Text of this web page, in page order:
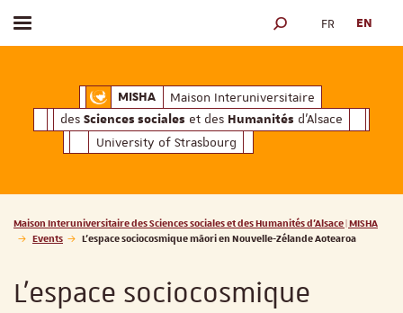
MISHAMaison Interuniversitaire des
Maison Interuniversitaire
des Sciences sociales et des Humanités d'Alsace
University of Strasbourg
Toggle menu SEARCH ENGINE
FR EN
Vous êtes ici :
Maison Interuniversitaire des Sciences sociales et des Humanités d'Alsace | MISHA
Events
L'espace sociocosmique māori en Nouvelle-Zélande Aotearoa
L'espace sociocosmique